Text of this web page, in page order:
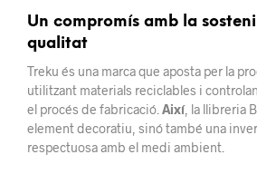
Un compromís amb la
qualitat
Treku és una marca que aposta per la
utilitzant materials reciclables i
el procés de fabricació. Així, la llibreria
element decoratiu, sinó també una
respectuosa amb el medi ambient.